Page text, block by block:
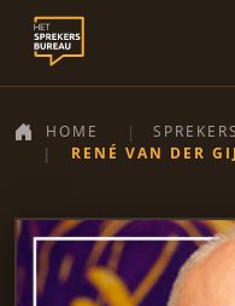
HOME
SPREKERS
RENÉ VAN DER